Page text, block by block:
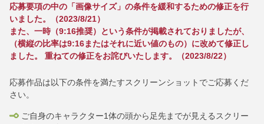
応募要項の中の「画像サイズ」の条件を緩和するための修正を行
いました。（2023/8/21）
また、一時（9:16推奨）という条件が掲載されておりましたが、
（横縦の比率は9:16またはそれに近い値のもの）に改めて修正し
ました。 重ねての修正をお詫びいたします。（2023/8/22）
応募作品は以下の条件を満たすスクリーンショットでご応募くだ
さい。
ご自身のキャラクター1体の頭から足先までが見えるスクリー